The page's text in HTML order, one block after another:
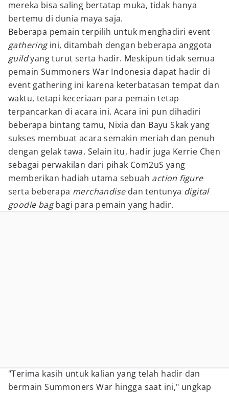
mereka bisa saling bertatap muka, tidak hanya
bertemu di dunia maya saja.
Beberapa pemain terpilih untuk menghadiri event
gatheringini, ditambah dengan beberapa anggota
guildyang turut serta hadir. Meskipun tidak semua
pemain Summoners War Indonesia dapat hadir di
event gathering ini karena keterbatasan tempat dan
waktu, tetapi keceriaan para pemain tetap
terpancarkan di acara ini. Acara ini pun dihadiri
beberapa bintang tamu, Nixia dan Bayu Skak yang
sukses membuat acara semakin meriah dan penuh
dengan gelak tawa. Selain itu, hadir juga Kerrie Chen
sebagai perwakilan dari pihak Com2uS yang
memberikan hadiah utama sebuah action figure
serta beberapa merchandisedan tentunya digital
goodie bagbagi para pemain yang hadir.
"Terima kasih untuk kalian yang telah hadir dan
bermain Summoners War hingga saat ini," ungkap